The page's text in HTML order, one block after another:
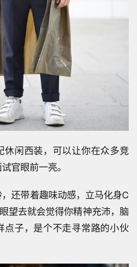
休闲西装，可以让你在众多竞
官眼前一亮。
还带着趣味动感，立马化身C
望去就会觉得你精神充沛，脑
点子，是个不走寻常路的小伙